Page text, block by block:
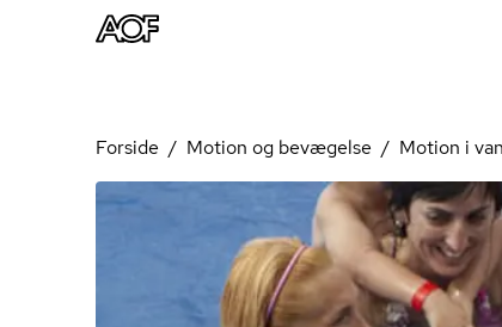
Forside Motion og bevægelse Motion i